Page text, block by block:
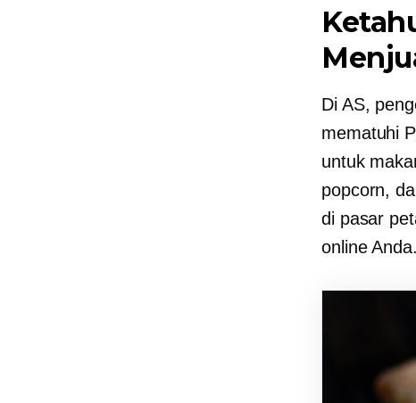
Di AS,
mematuhi
untuk
popcorn,
di pasar
online Anda.